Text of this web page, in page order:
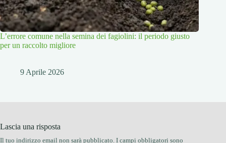
L’errore comune nella semina dei fagiolini: il periodo giusto
per un raccolto migliore
9 Aprile 2026
Lascia una risposta
Il tuo indirizzo email non sarà pubblicato. I campi obbligatori sono